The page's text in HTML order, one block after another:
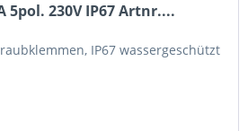
5pol. 230V IP67 Artnr....
IP67 wassergeschützt